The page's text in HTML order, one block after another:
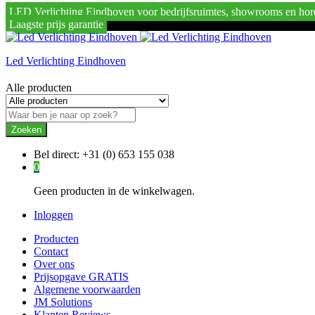
LED Verlichting Eindhoven voor bedrijfsruimtes, showrooms en
Laagste prijs garantie
Led Verlichting Eindhoven
Alle producten
Zoeken
Bel direct: +31 (0) 653 155 038
0
Geen producten in de winkelwagen.
Inloggen
Producten
Contact
Over ons
Prijsopgave GRATIS
Algemene voorwaarden
JM Solutions